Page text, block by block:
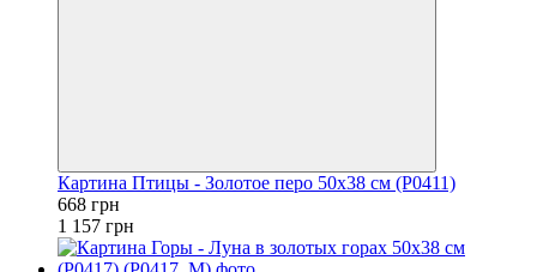
Картина Птицы - Золотое перо 50x38 см (P0411)
668 грн
1 157 грн